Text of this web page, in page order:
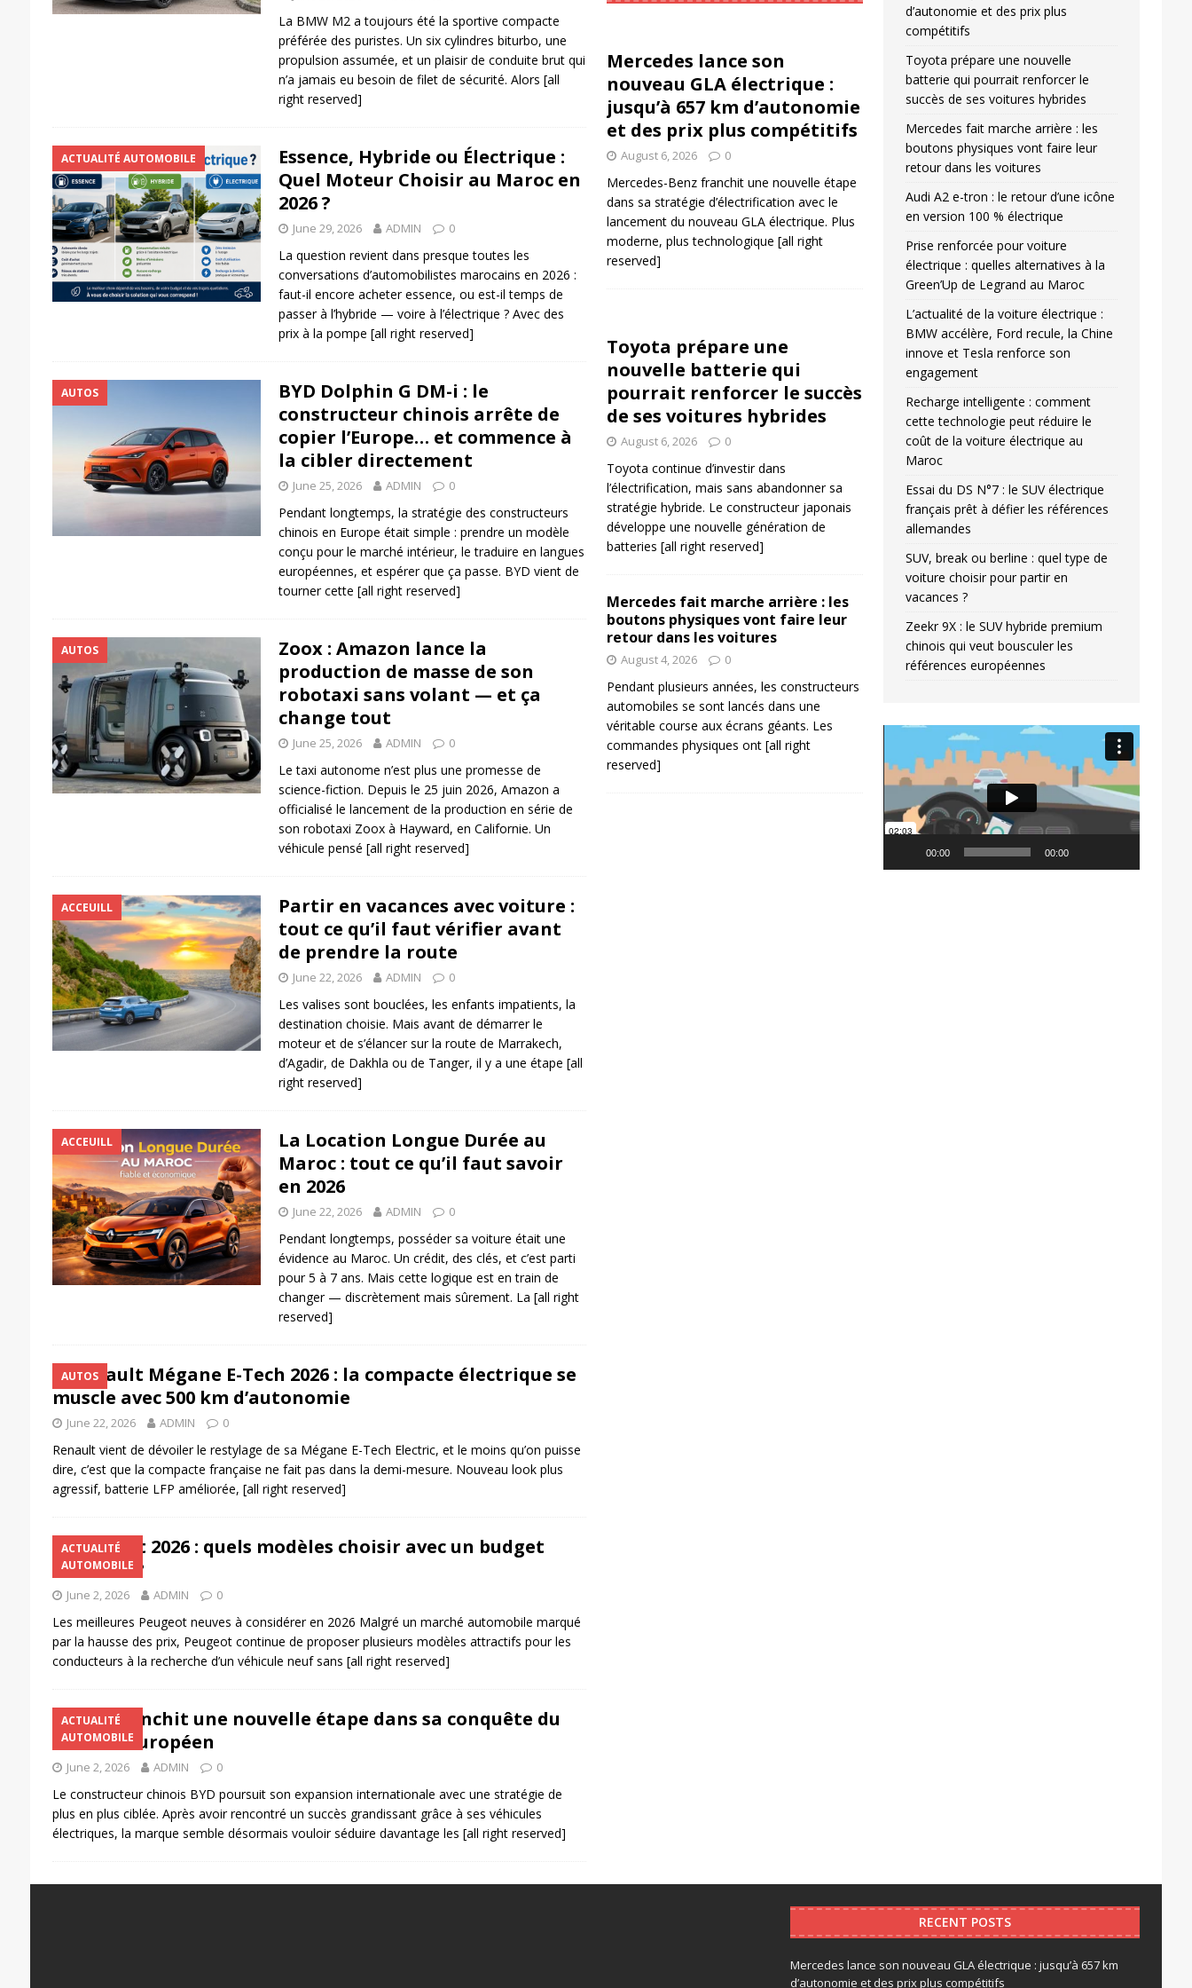
La BMW M2 a toujours été la sportive compacte
préférée des puristes. Un six cylindres biturbo, une
propulsion assumée, et un plaisir de conduite brut qui
n’a jamais eu besoin de filet de sécurité. Alors [all
right reserved]
ACTUALITÉ AUTOMOBILE
Essence, Hybride ou Électrique :
Quel Moteur Choisir au Maroc en
2026 ?
June 29, 2026 ADMIN 0
La question revient dans presque toutes les
conversations d’automobilistes marocains en 2026 :
faut-il encore acheter essence, ou est-il temps de
passer à l’hybride — voire à l’électrique ? Avec des
prix à la pompe [all right reserved]
AUTOS
BYD Dolphin G DM-i : le
constructeur chinois arrête de
copier l’Europe… et commence à
la cibler directement
June 25, 2026 ADMIN 0
Pendant longtemps, la stratégie des constructeurs
chinois en Europe était simple : prendre un modèle
conçu pour le marché intérieur, le traduire en langues
européennes, et espérer que ça passe. BYD vient de
tourner cette [all right reserved]
AUTOS
Zoox : Amazon lance la
production de masse de son
robotaxi sans volant — et ça
change tout
June 25, 2026 ADMIN 0
Le taxi autonome n’est plus une promesse de
science-fiction. Depuis le 25 juin 2026, Amazon a
officialisé le lancement de la production en série de
son robotaxi Zoox à Hayward, en Californie. Un
véhicule pensé [all right reserved]
ACCEUILL
Partir en vacances avec voiture :
tout ce qu’il faut vérifier avant
de prendre la route
June 22, 2026 ADMIN 0
Les valises sont bouclées, les enfants impatients, la
destination choisie. Mais avant de démarrer le
moteur et de s’élancer sur la route de Marrakech,
d’Agadir, de Dakhla ou de Tanger, il y a une étape [all
right reserved]
ACCEUILL
La Location Longue Durée au
Maroc : tout ce qu’il faut savoir
en 2026
June 22, 2026 ADMIN 0
Pendant longtemps, posséder sa voiture était une
évidence au Maroc. Un crédit, des clés, et c’est parti
pour 5 à 7 ans. Mais cette logique est en train de
changer — discrètement mais sûrement. La [all right
reserved]
AUTOS
Renault Mégane E-Tech 2026 : la compacte électrique se
muscle avec 500 km d’autonomie
June 22, 2026 ADMIN 0
Renault vient de dévoiler le restylage de sa Mégane E-Tech Electric, et le moins qu’on puisse
dire, c’est que la compacte française ne fait pas dans la demi-mesure. Nouveau look plus
agressif, batterie LFP améliorée, [all right reserved]
ACTUALITÉ
AUTOMOBILE
Peugeot 2026 : quels modèles choisir avec un budget
maîtrisé ?
June 2, 2026 ADMIN 0
Les meilleures Peugeot neuves à considérer en 2026 Malgré un marché automobile marqué
par la hausse des prix, Peugeot continue de proposer plusieurs modèles attractifs pour les
conducteurs à la recherche d’un véhicule neuf sans [all right reserved]
ACTUALITÉ
AUTOMOBILE
BYD franchit une nouvelle étape dans sa conquête du
marché européen
June 2, 2026 ADMIN 0
Le constructeur chinois BYD poursuit son expansion internationale avec une stratégie de
plus en plus ciblée. Après avoir rencontré un succès grandissant grâce à ses véhicules
électriques, la marque semble désormais vouloir séduire davantage les [all right reserved]
Mercedes lance son
nouveau GLA électrique :
jusqu’à 657 km d’autonomie
et des prix plus compétitifs
August 6, 2026 0
Mercedes-Benz franchit une nouvelle étape
dans sa stratégie d’électrification avec le
lancement du nouveau GLA électrique. Plus
moderne, plus technologique [all right
reserved]
Toyota prépare une
nouvelle batterie qui
pourrait renforcer le succès
de ses voitures hybrides
August 6, 2026 0
Toyota continue d’investir dans
l’électrification, mais sans abandonner sa
stratégie hybride. Le constructeur japonais
développe une nouvelle génération de
batteries [all right reserved]
Mercedes fait marche arrière : les
boutons physiques vont faire leur
retour dans les voitures
August 4, 2026 0
Pendant plusieurs années, les constructeurs
automobiles se sont lancés dans une
véritable course aux écrans géants. Les
commandes physiques ont [all right
reserved]
d’autonomie et des prix plus
compétitifs
Toyota prépare une nouvelle
batterie qui pourrait renforcer le
succès de ses voitures hybrides
Mercedes fait marche arrière : les
boutons physiques vont faire leur
retour dans les voitures
Audi A2 e-tron : le retour d’une icône
en version 100 % électrique
Prise renforcée pour voiture
électrique : quelles alternatives à la
Green’Up de Legrand au Maroc
L’actualité de la voiture électrique :
BMW accélère, Ford recule, la Chine
innove et Tesla renforce son
engagement
Recharge intelligente : comment
cette technologie peut réduire le
coût de la voiture électrique au
Maroc
Essai du DS N°7 : le SUV électrique
français prêt à défier les références
allemandes
SUV, break ou berline : quel type de
voiture choisir pour partir en
vacances ?
Zeekr 9X : le SUV hybride premium
chinois qui veut bousculer les
références européennes
Video
00:00 00:00
RECENT POSTS
Mercedes lance son nouveau GLA électrique : jusqu’à 657 km
d’autonomie et des prix plus compétitifs